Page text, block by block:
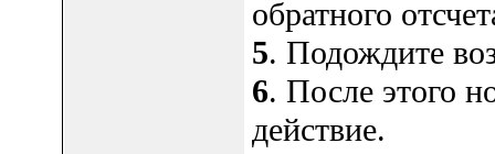
обратного
5. Подождите
6. После этого
действие.